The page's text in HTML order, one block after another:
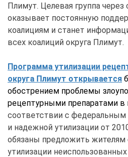
Плимут. Целевая группа через
оказывает постоянную
коалициям и станет
всех коалиций округа Плимут.
Программа утилизации
округа Плимут открывается
обострением проблемы
рецептурными препаратами в
соответствии с федеральным
и надежной утилизации от
обязаны предложить жителям
утилизации